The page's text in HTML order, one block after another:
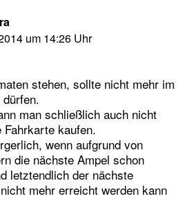
um 14:26 Uhr
stehen, sollte nicht mehr im
man schließlich auch nicht
Fahrkarte kaufen.
wenn aufgrund von
die nächste Ampel schon
letztendlich der nächste
mehr erreicht werden kann